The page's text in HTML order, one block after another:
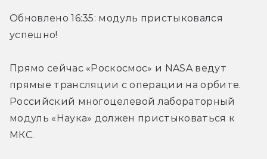
Обновлено 16:35: модуль пристыковался
успешно!
Прямо сейчас «Роскосмос» и NASA ведут
прямые трансляции с операции на орбите.
Российский многоцелевой лабораторный
модуль «Наука» должен пристыковаться к
МКС.